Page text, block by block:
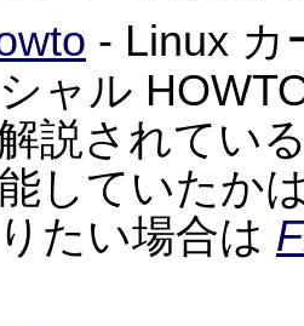
- Linux
ャル
説されてい
していたか
たい場合は